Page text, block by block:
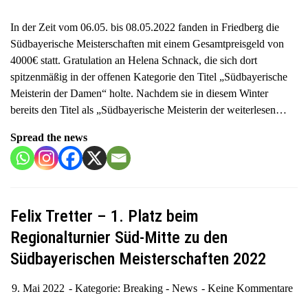
In der Zeit vom 06.05. bis 08.05.2022 fanden in Friedberg die
Südbayerische Meisterschaften mit einem Gesamtpreisgeld von
4000€ statt. Gratulation an Helena Schnack, die sich dort
spitzenmäßig in der offenen Kategorie den Titel „Südbayerische
Meisterin der Damen“ holte. Nachdem sie in diesem Winter
bereits den Titel als „Südbayerische Meisterin derweiterlesen…
Spread the news
Felix Tretter – 1. Platz beim
Regionalturnier Süd-Mitte zu den
Südbayerischen Meisterschaften 2022
9. Mai 2022 Kategorie: Breaking - News Keine Kommentare